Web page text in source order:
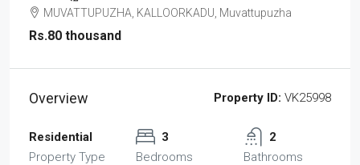
MUVATTUPUZHA, KALLOORKADU, Muvattupuzha
Rs.80 thousand
Overview Property ID: VK25998
Residential
Property Type
3
Bedrooms
2
Bathrooms